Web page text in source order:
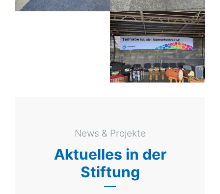
News & Projekte
Aktuelles in der
Stiftung